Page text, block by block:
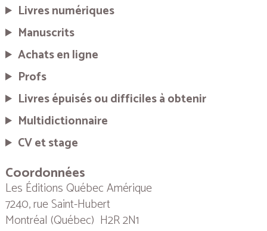
Livres numériques
Manuscrits
Achats en ligne
Profs
Livres épuisés ou difficiles à obtenir
Multidictionnaire
CV et stage
Coordonnées
Les Éditions Québec Amérique
7240, rue Saint-Hubert
Montréal (Québec) H2R 2N1